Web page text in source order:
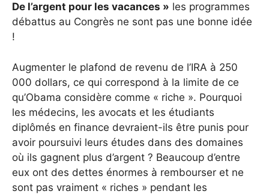
De l’argent pour les vacances » les programmes
débattus au Congrès ne sont pas une bonne idée
!
Augmenter le plafond de revenu de l’IRA à 250
000 dollars, ce qui correspond à la limite de ce
qu’Obama considère comme « riche ». Pourquoi
les médecins, les avocats et les étudiants
diplômés en finance devraient-ils être punis pour
avoir poursuivi leurs études dans des domaines
où ils gagnent plus d’argent ? Beaucoup d’entre
eux ont des dettes énormes à rembourser et ne
sont pas vraiment « riches » pendant les